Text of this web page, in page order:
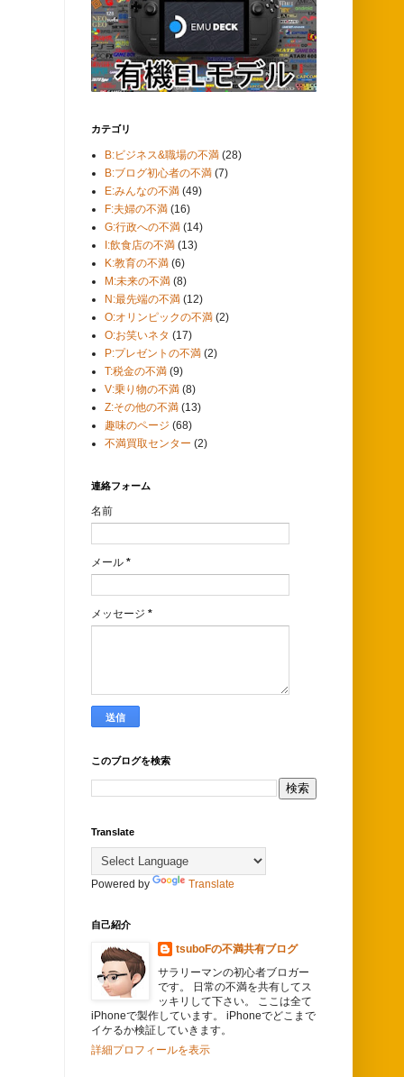
カテゴリ
B:ビジネス&職場の不満 (28)
B:ブログ初心者の不満 (7)
E:みんなの不満 (49)
F:夫婦の不満 (16)
G:行政への不満 (14)
I:飲食店の不満 (13)
K:教育の不満 (6)
M:未来の不満 (8)
N:最先端の不満 (12)
O:オリンピックの不満 (2)
O:お笑いネタ (17)
P:プレゼントの不満 (2)
T:税金の不満 (9)
V:乗り物の不満 (8)
Z:その他の不満 (13)
趣味のページ (68)
不満買取センター (2)
連絡フォーム
名前
メール *
メッセージ *
このブログを検索
Translate
Powered by Translate
自己紹介
tsuboFの不満共有ブログ
サラリーマンの初心者ブロガー
です。 日常の不満を共有してス
ッキリして下さい。 ここは全て
iPhoneで製作しています。 iPhoneでどこまで
イケるか検証していきます。
詳細プロフィールを表示